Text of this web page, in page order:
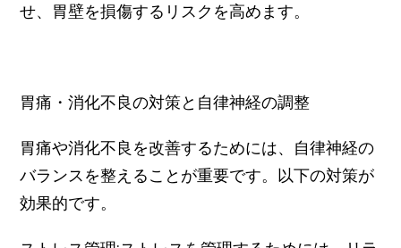
せ、胃壁を損傷するリスクを高めます。
胃痛・消化不良の対策と自律神経の調整
胃痛や消化不良を改善するためには、自律神経の
バランスを整えることが重要です。以下の対策が
効果的です。